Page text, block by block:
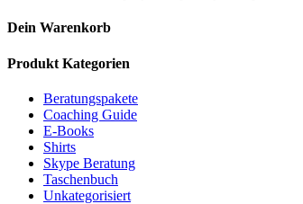
Beratungspakete
Shop E-Books, Full-Body-Guide, Ernährungs- und
Dein Warenkorb
Produkt Kategorien
Beratungspakete
Coaching Guide
E-Books
Shirts
Skype Beratung
Taschenbuch
Unkategorisiert